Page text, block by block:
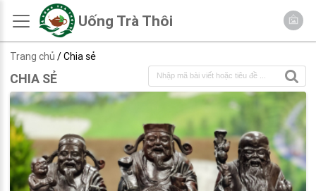
Uống Trà Thôi
Trang chủ / Chia sẻ
CHIA SẺ